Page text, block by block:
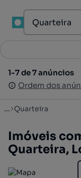
1-7 de 7 anúncios
Ordem dos
1-7 de 7 anúncios
Ordem dos
... Quarteira
Imóveis
Quarteira,